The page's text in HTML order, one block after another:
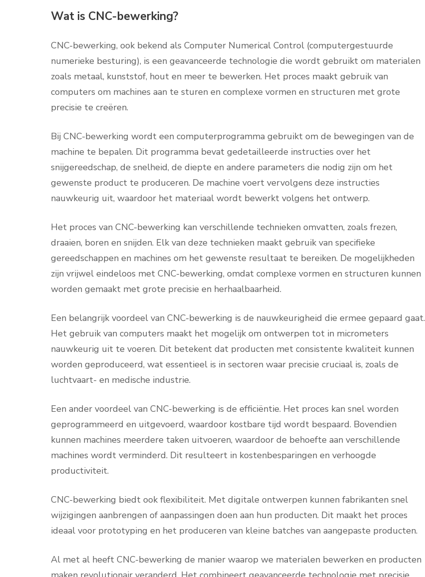
Wat is CNC-bewerking?
CNC-bewerking, ook bekend als Computer Numerical Control (computergestuurde
numerieke besturing), is een geavanceerde technologie die wordt gebruikt om materialen
zoals metaal, kunststof, hout en meer te bewerken. Het proces maakt gebruik van
computers om machines aan te sturen en complexe vormen en structuren met grote
precisie te creëren.
Bij CNC-bewerking wordt een computerprogramma gebruikt om de bewegingen van de
machine te bepalen. Dit programma bevat gedetailleerde instructies over het
snijgereedschap, de snelheid, de diepte en andere parameters die nodig zijn om het
gewenste product te produceren. De machine voert vervolgens deze instructies
nauwkeurig uit, waardoor het materiaal wordt bewerkt volgens het ontwerp.
Het proces van CNC-bewerking kan verschillende technieken omvatten, zoals frezen,
draaien, boren en snijden. Elk van deze technieken maakt gebruik van specifieke
gereedschappen en machines om het gewenste resultaat te bereiken. De mogelijkheden
zijn vrijwel eindeloos met CNC-bewerking, omdat complexe vormen en structuren kunnen
worden gemaakt met grote precisie en herhaalbaarheid.
Een belangrijk voordeel van CNC-bewerking is de nauwkeurigheid die ermee gepaard gaat.
Het gebruik van computers maakt het mogelijk om ontwerpen tot in micrometers
nauwkeurig uit te voeren. Dit betekent dat producten met consistente kwaliteit kunnen
worden geproduceerd, wat essentieel is in sectoren waar precisie cruciaal is, zoals de
luchtvaart- en medische industrie.
Een ander voordeel van CNC-bewerking is de efficiëntie. Het proces kan snel worden
geprogrammeerd en uitgevoerd, waardoor kostbare tijd wordt bespaard. Bovendien
kunnen machines meerdere taken uitvoeren, waardoor de behoefte aan verschillende
machines wordt verminderd. Dit resulteert in kostenbesparingen en verhoogde
productiviteit.
CNC-bewerking biedt ook flexibiliteit. Met digitale ontwerpen kunnen fabrikanten snel
wijzigingen aanbrengen of aanpassingen doen aan hun producten. Dit maakt het proces
ideaal voor prototyping en het produceren van kleine batches van aangepaste producten.
Al met al heeft CNC-bewerking de manier waarop we materialen bewerken en producten